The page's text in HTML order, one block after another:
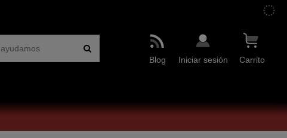
Blog Iniciar sesión Carrito